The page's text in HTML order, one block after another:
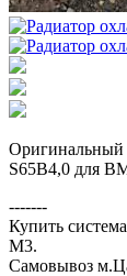
Оригинальный
S65B4,0 для
-------
Купить
M3.
Самовывоз